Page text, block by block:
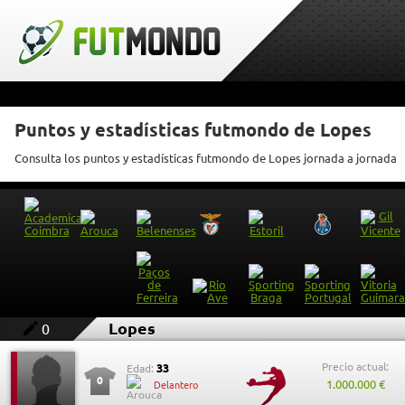
Puntos y estadísticas futmondo de Lopes
Consulta los puntos y estadísticas futmondo de Lopes jornada a jornada
0 Lopes
0
Edad: 33
Delantero
Precio actual:
1.000.000 €